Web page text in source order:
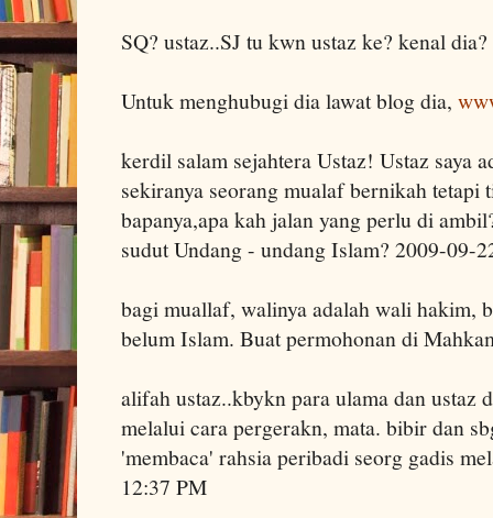
SQ? ustaz..SJ tu kwn ustaz ke? kenal
Untuk menghubugi dia lawat blog dia,
kerdil salam sejahtera Ustaz! Ustaz saya
sekiranya seorang mualaf bernikah tetapi
bapanya,apa kah jalan yang perlu di
sudut Undang - undang Islam? 2009-09-
bagi muallaf, walinya adalah wali hakim,
belum Islam. Buat permohonan di
alifah ustaz..kbykn para ulama dan ustaz
melalui cara pergerakn, mata. bibir dan
'membaca' rahsia peribadi seorg gadis
12:37 PM